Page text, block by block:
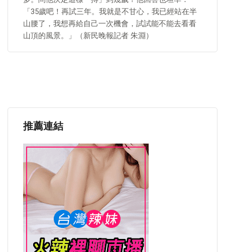
「35歲吧！再試三年。我就是不甘心，我已經站在半
山腰了，我想再給自己一次機會，試試能不能去看看
山頂的風景。」（新民晚報記者 朱淵）
推薦連結